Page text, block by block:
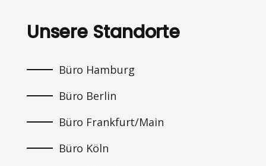
Unsere Standorte
Büro Hamburg
Büro Berlin
Büro Frankfurt/Main
Büro Köln